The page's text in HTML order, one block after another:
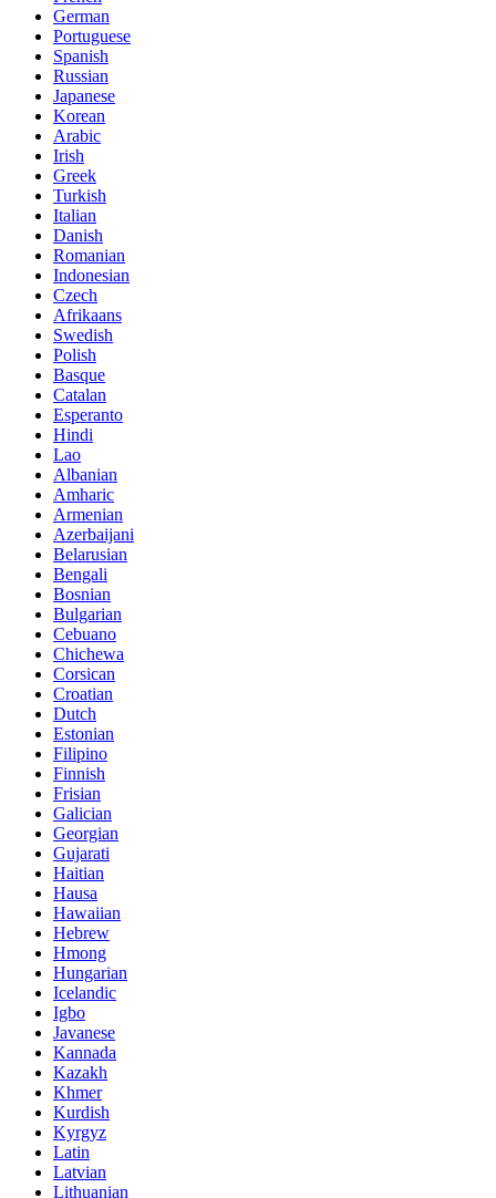
German
Portuguese
Spanish
Russian
Japanese
Korean
Arabic
Irish
Greek
Turkish
Italian
Danish
Romanian
Indonesian
Czech
Afrikaans
Swedish
Polish
Basque
Catalan
Esperanto
Hindi
Lao
Albanian
Amharic
Armenian
Azerbaijani
Belarusian
Bengali
Bosnian
Bulgarian
Cebuano
Chichewa
Corsican
Croatian
Dutch
Estonian
Filipino
Finnish
Frisian
Galician
Georgian
Gujarati
Haitian
Hausa
Hawaiian
Hebrew
Hmong
Hungarian
Icelandic
Igbo
Javanese
Kannada
Kazakh
Khmer
Kurdish
Kyrgyz
Latin
Latvian
Lithuanian